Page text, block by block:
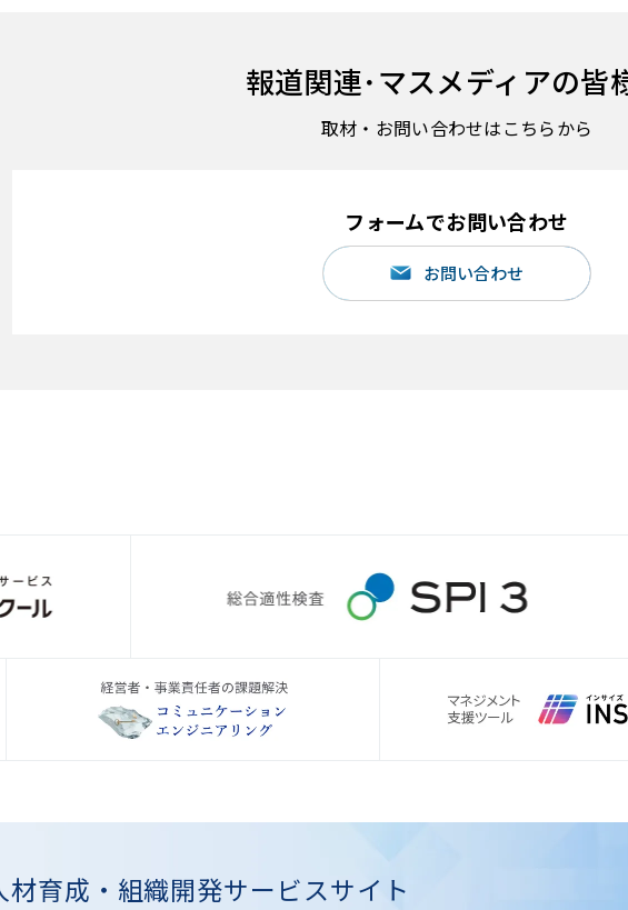
報道関連･マスメディアの皆
取材・お問い合わせはこちらから
フォームでお問い合わせ
お問い合わせ
材育成・組織開発サービスサイト